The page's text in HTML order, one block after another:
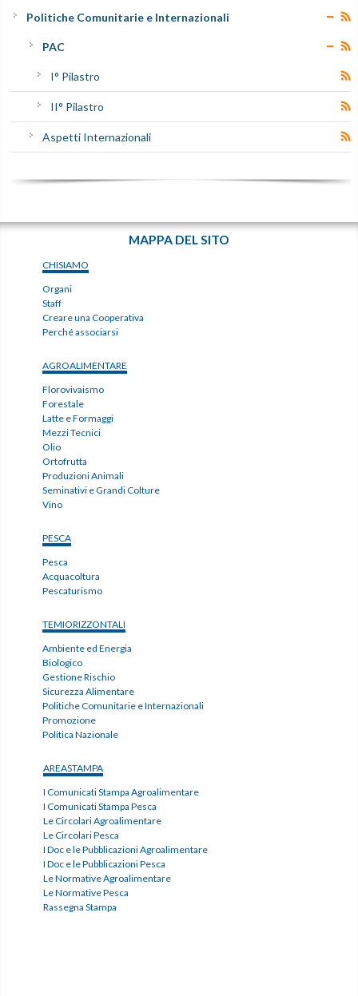
Politiche Comunitarie e Internazionali
PAC
I° Pilastro
II° Pilastro
Aspetti Internazionali
MAPPA DEL SITO
CHISIAMO
Organi
Staff
Creare una Cooperativa
Perché associarsi
AGROALIMENTARE
Florovivaismo
Forestale
Latte e Formaggi
Mezzi Tecnici
Olio
Ortofrutta
Produzioni Animali
Seminativi e Grandi Colture
Vino
PESCA
Pesca
Acquacoltura
Pescaturismo
TEMIORIZZONTALI
Ambiente ed Energia
Biologico
Gestione Rischio
Sicurezza Alimentare
Politiche Comunitarie e Internazionali
Promozione
Politica Nazionale
AREASTAMPA
I Comunicati Stampa Agroalimentare
I Comunicati Stampa Pesca
Le Circolari Agroalimentare
Le Circolari Pesca
I Doc e le Pubblicazioni Agroalimentare
I Doc e le Pubblicazioni Pesca
Le Normative Agroalimentare
Le Normative Pesca
Rassegna Stampa